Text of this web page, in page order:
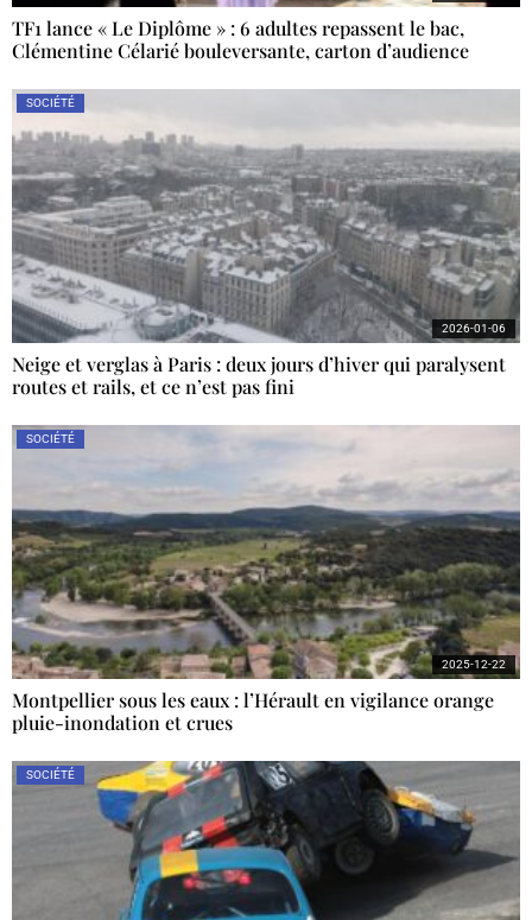
TF1 lance « Le Diplôme » : 6 adultes repassent le bac,
Clémentine Célarié bouleversante, carton d’audience
SOCIÉTÉ
Neige et verglas à Paris : deux jours d’hiver qui paralysent
routes et rails, et ce n’est pas fini
2026-01-06
SOCIÉTÉ
Montpellier sous les eaux : l’Hérault en vigilance orange
pluie-inondation et crues
2025-12-22
SOCIÉTÉ